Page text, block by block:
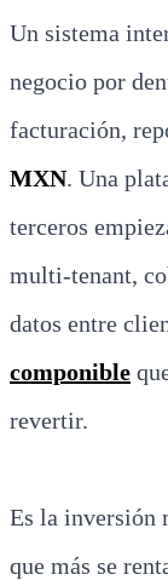
Un sistema
negocio por
facturación,
MXN. Una
terceros
multi-tenant,
datos entre
componible
revertir.
Es la inversión
que más se